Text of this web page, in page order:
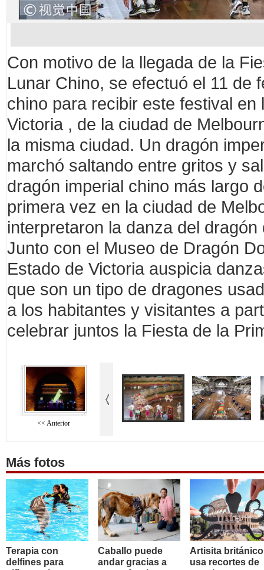
Con motivo de la llegada de la
Lunar Chino, se efectuó el 11 de
chino para recibir este festival
Victoria , de la ciudad de
la misma ciudad. Un dragón
marchó saltando entre gritos y
dragón imperial chino más largo
primera vez en la ciudad de
interpretaron la danza del
Junto con el Museo de Dragón
Estado de Victoria auspicia
que son un tipo de dragones
a los habitantes y visitantes a
celebrar juntos la Fiesta de la
<< Anterior
Más fotos
Terapia con
delfines para
Caballo puede
andar gracias a
Artisita británico
usa recortes de